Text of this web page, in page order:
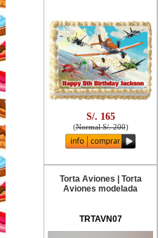
S/. 165
(Normal S/. 200)
Torta Aviones | Torta
Aviones modelada
TRTAVN07